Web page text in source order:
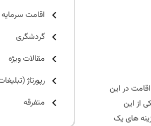
در این
از این
های یک
اقامت
گردشگری
مقالات ویژه
رپورتاژ
متفرقه